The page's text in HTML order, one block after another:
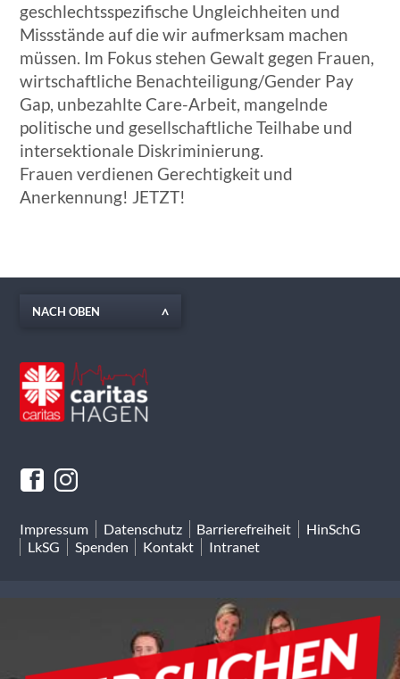
geschlechtsspezifische Ungleichheiten und
Missstände auf die wir aufmerksam machen
müssen. Im Fokus stehen Gewalt gegen Frauen,
wirtschaftliche Benachteiligung/Gender Pay
Gap, unbezahlte Care-Arbeit, mangelnde
politische und gesellschaftliche Teilhabe und
intersektionale Diskriminierung.
Frauen verdienen Gerechtigkeit und
Anerkennung! JETZT!
NACH OBEN
Impressum Datenschutz Barrierefreiheit
HinSchG
LkSG
Spenden Kontakt Intranet